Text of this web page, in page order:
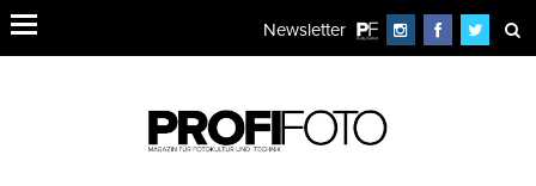
Newsletter